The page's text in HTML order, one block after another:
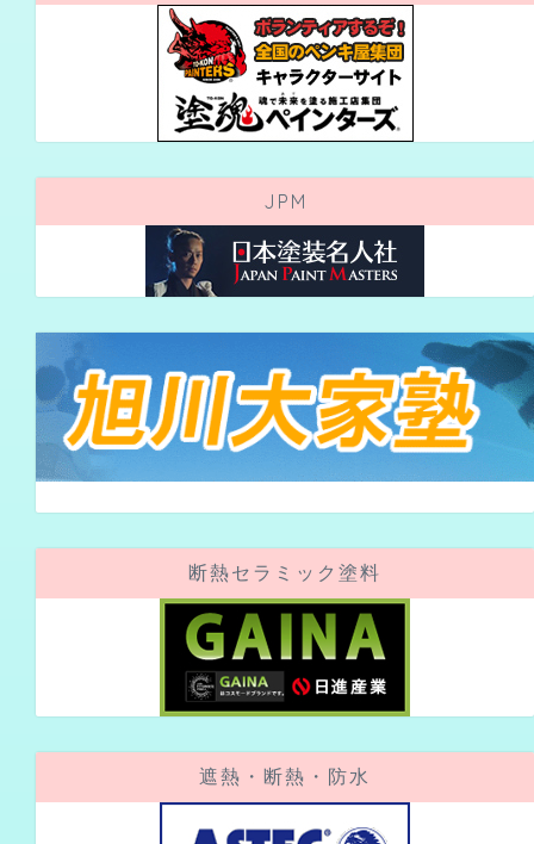
JPM
断熱セラミック塗料
遮熱・断熱・防水